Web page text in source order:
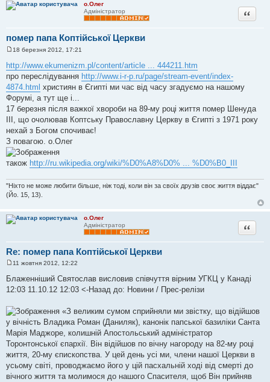
о.Олег
Адміністратор
помер папа Коптійської Церкви
Цитата
о
в
і
д
о
м
л
я
18 березня 2012, 17:21
http://www.ekumenizm.pl/content/article ... 444211.htm
про переслідування http://www.i-r-p.ru/page/stream-event/index-
4874.html християн в Єгипті ми час від часу згадуємо на нашому
Форумі, а тут ще і...
17 березня після важкої хвороби на 89-му році життя помер Шенуда
ІІІ, що очолював Коптську Православну Церкву в Єгипті з 1971 року
нехай з Богом спочиває!
З повагою. о.Олег
також http://ru.wikipedia.org/wiki/%D0%A8%D0% ... %D0%B0_III
"Ніхто не може любити більше, ніж тоді, коли він за своїх друзів своє життя віддає"
(Йо. 15, 13).
о.Олег
Адміністратор
Re: помер папа Коптійської Церкви
Цитата
в
і
м
е
н
я
11 жовтня 2012, 12:22
Блаженніший Святослав висловив співчуття вірним УГКЦ у Канаді
12:03 11.10.12 12:03 <-Назад до: Новини / Прес-релізи
«З великим сумом сприйняли ми звістку, що відійшов
у вічність Владика Роман (Даниляк), канонік папської базиліки Санта
Марія Маджоре, колишній Апостольський адміністратор
Торонтонської єпархії. Він відійшов по вічну нагороду на 82-му році
життя, 20-му єпископства. У цей день усі ми, члени нашої Церкви в
усьому світі, проводжаємо його у цій пасхальній ході від смерті до
вічного життя та молимося до нашого Спасителя, щоб Він прийняв